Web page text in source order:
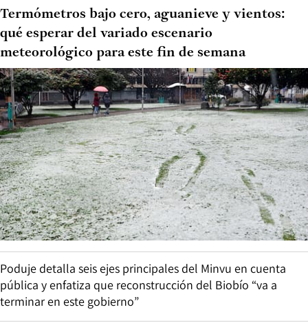
Termómetros bajo cero, aguanieve y vientos:
qué esperar del variado escenario
meteorológico para este fin de semana
Poduje detalla seis ejes principales del Minvu en cuenta
pública y enfatiza que reconstrucción del Biobío “va a
terminar en este gobierno”